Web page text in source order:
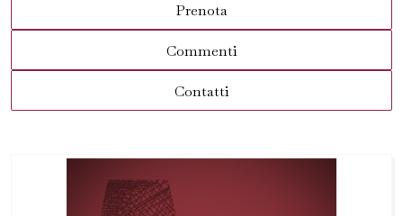
Prenota
Commenti
Contatti